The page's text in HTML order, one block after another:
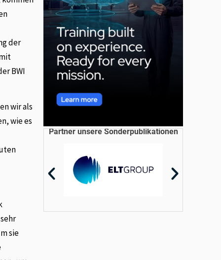
der
BWI
wir als
wie es
sie
Partner unsere Sonderpublikationen